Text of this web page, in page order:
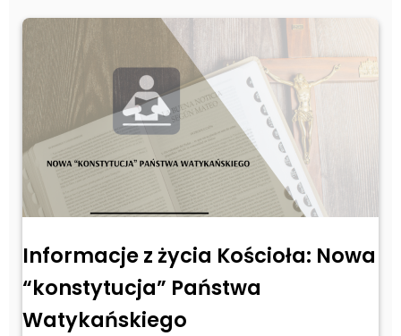
Informacje z życia Kościoła: Nowa
“konstytucja” Państwa
Watykańskiego